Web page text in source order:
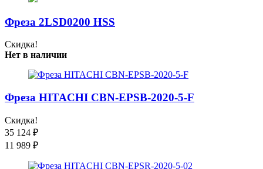
Фреза 2LSD0200 HSS
Скидка!
Нет в наличии
Фреза HITACHI CBN-EPSB-2020-5-F
Скидка!
35 124 ₽
11 989 ₽